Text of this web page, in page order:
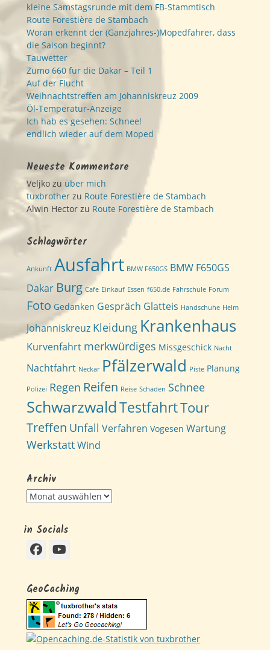
kleine Samstagsrunde mit dem FB-Stammtisch
Route Forestière de Stambach
Woran erkennt der (Ganzjahres-)Mopedfahrer, dass
die Saison beginnt?
Tauwetter
Zumo 660 für die Dakar – Teil 1
Auf der Flucht
Weihnachtstreffen am Johanniskreuz 2009
Öl-Temperatur-Anzeige
Ich hab es gesehen: Schnee!
endlich wieder auf dem Moped
Neueste Kommentare
Veljko zu über mich
tuxbrother zu Route Forestière de Stambach
Alwin Hector zu Route Forestière de Stambach
Schlagwörter
Ankunft Ausfahrt BMW F650GS BMW F650GS
Dakar Burg Cafe Einkauf Essen f650.de Fahrschule Forum
Foto Gedanken Gespräch Glatteis Handschuhe Helm
Johanniskreuz Kleidung Krankenhaus
Kurvenfahrt merkwürdiges Missgeschick Nacht
Nachtfahrt Neckar Pfälzerwald Piste Planung
Polizei Regen Reifen Reise Schaden Schnee
SchwarzwaldTestfahrtTour
Treffen Unfall Verfahren Vogesen Wartung
WerkstattWind
Archiv
Archiv
in Socials
Facebook
GeoCaching